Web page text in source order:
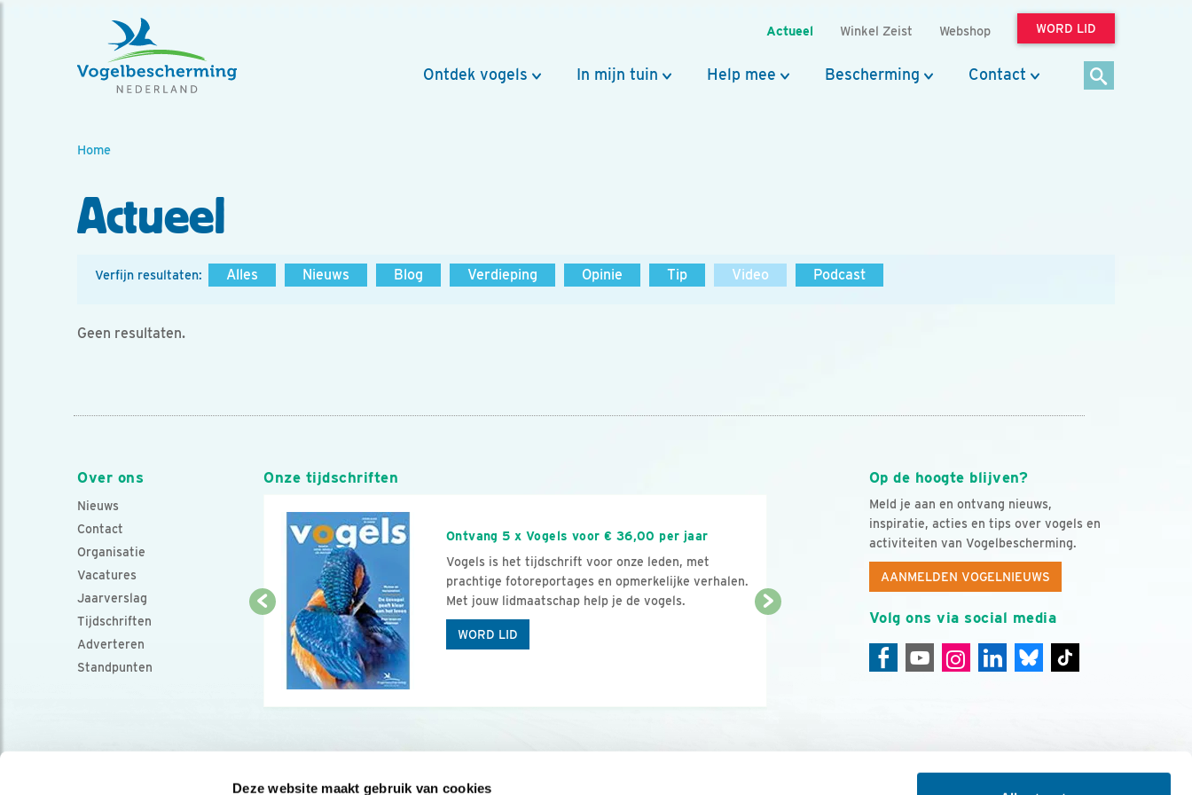
Deze website maakt gebruik van cookies
Actueel Winkel Zeist Webshop WORD LID
Ontdek vogels In mijn tuin Help mee Bescherming Contact
Home
Actueel
Verfijn resultaten: Alles Nieuws Blog Verdieping Opinie Tip Video Podcast
Geen resultaten.
Over ons
Nieuws
Contact
Organisatie
Vacatures
Jaarverslag
Tijdschriften
Adverteren
Standpunten
Op de hoogte blijven?
Meld je aan en ontvang nieuws,
inspiratie, acties en tips over vogels en
activiteiten van Vogelbescherming.
AANMELDEN VOGELNIEUWS
Volg ons via social media
Onze tijdschriften
Ontvang 5 x Vogels voor € 36,00 per jaar
Vogels is het tijdschrift voor onze leden, met
prachtige fotoreportages en opmerkelijke verhalen.
Met jouw lidmaatschap help je de vogels.
WORD LID